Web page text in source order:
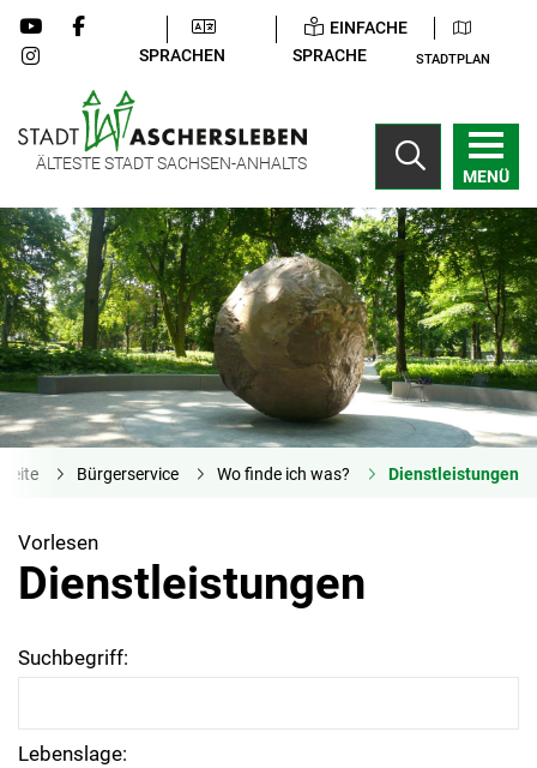
SPRACHEN
EINFACHE
SPRACHE
STADTPLAN
ÄLTESTE STADT SACHSEN-ANHALTS
MENÜ
Bürgerservice Wo finde ich was? Dienstleistungen
Vorlesen
Dienstleistungen
Suchbegriff:
Lebenslage: